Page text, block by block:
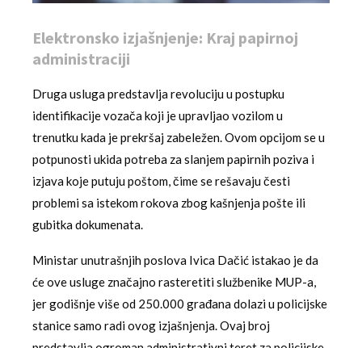
Elektronsko izjašnjenje: Kraj papirnoj
administraciji
Druga usluga predstavlja revoluciju u postupku
identifikacije vozača koji je upravljao vozilom u
trenutku kada je prekršaj zabeležen. Ovom opcijom se u
potpunosti ukida potreba za slanjem papirnih poziva i
izjava koje putuju poštom, čime se rešavaju česti
problemi sa istekom rokova zbog kašnjenja pošte ili
gubitka dokumenata.
Ministar unutrašnjih poslova Ivica Dačić istakao je da
će ove usluge značajno rasteretiti službenike MUP-a,
jer godišnje više od 250.000 građana dolazi u policijske
stanice samo radi ovog izjašnjenja. Ovaj broj